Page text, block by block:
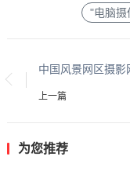
"电脑摄
上一篇
为您推荐